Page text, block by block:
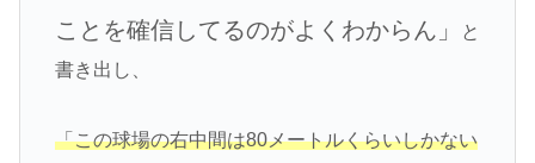
ことを確信してるのがよくわからん」
と
書き出し、
「この球場の右中間は80メートルくらいしかない